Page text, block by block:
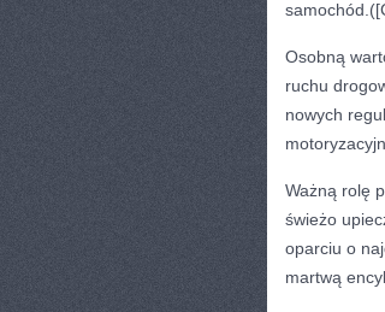
Osobną
ruchu
nowych
Ważną rolę
świeżo
oparciu o
martwą